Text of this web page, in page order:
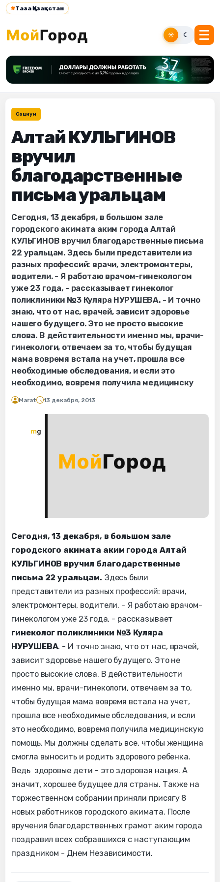
#Таза Қазақстан
☀ ☾
Социум
Алтай КУЛЬГИНОВ
вручил
благодарственные
письма уральцам
Сегодня, 13 декабря, в большом зале
городского акимата аким города Алтай
КУЛЬГИНОВ вручил благодарственные письма
22 уральцам. Здесь были представители из
разных профессий: врачи, электромонтеры,
водители. - Я работаю врачом-гинекологом
уже 23 года, - рассказывает гинеколог
поликлиники №3 Куляра НУРУШЕВА. - И точно
знаю, что от нас, врачей, зависит здоровье
нашего будущего. Это не просто высокие
слова. В действительности именно мы, врачи-
гинекологи, отвечаем за то, чтобы будущая
мама вовремя встала на учет, прошла все
необходимые обследования, и если это
необходимо, вовремя получила медицинску
Marat 13 декабря, 2013
Сегодня, 13 декабря, в большом зале
городского акимата аким города Алтай
КУЛЬГИНОВ вручил благодарственные
письма 22 уральцам. Здесь были
представители из разных профессий: врачи,
электромонтеры, водители. - Я работаю врачом-
гинекологом уже 23 года, - рассказывает
гинеколог поликлиники №3 Куляра
НУРУШЕВА. - И точно знаю, что от нас, врачей,
зависит здоровье нашего будущего. Это не
просто высокие слова. В действительности
именно мы, врачи-гинекологи, отвечаем за то,
чтобы будущая мама вовремя встала на учет,
прошла все необходимые обследования, и если
это необходимо, вовремя получила медицинскую
помощь. Мы должны сделать все, чтобы женщина
смогла выносить и родить здорового ребенка.
Ведь здоровые дети - это здоровая нация. А
значит, хорошее будущее для страны. Также на
торжественном собрании приняли присягу 8
новых работников городского акимата. После
вручения благодарственных грамот аким города
поздравил всех собравшихся с наступающим
праздником - Днем Независимости.